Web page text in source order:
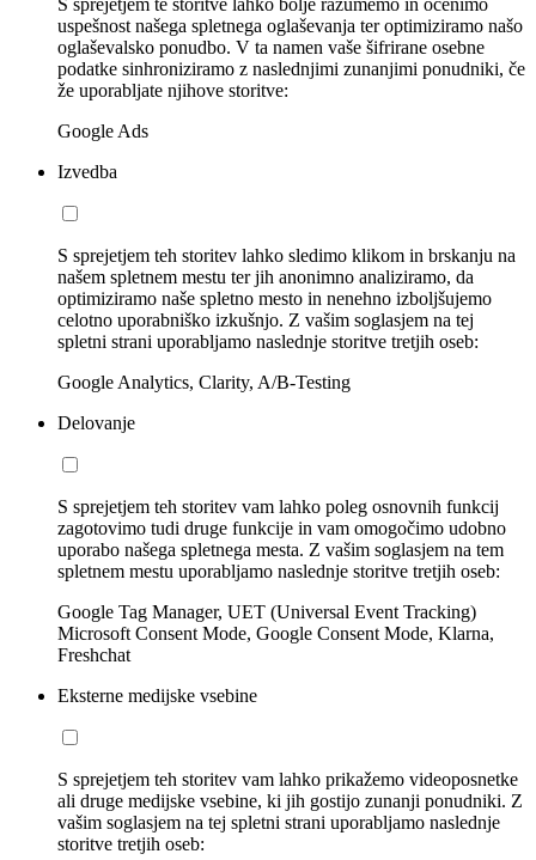
S sprejetjem te storitve lahko bolje razumemo in ocenimo
uspešnost našega spletnega oglaševanja ter optimiziramo našo
oglaševalsko ponudbo. V ta namen vaše šifrirane osebne
podatke sinhroniziramo z naslednjimi zunanjimi ponudniki, če
že uporabljate njihove storitve:
Google Ads
Izvedba
S sprejetjem teh storitev lahko sledimo klikom in brskanju na
našem spletnem mestu ter jih anonimno analiziramo, da
optimiziramo naše spletno mesto in nenehno izboljšujemo
celotno uporabniško izkušnjo. Z vašim soglasjem na tej
spletni strani uporabljamo naslednje storitve tretjih oseb:
Google Analytics, Clarity, A/B-Testing
Delovanje
S sprejetjem teh storitev vam lahko poleg osnovnih funkcij
zagotovimo tudi druge funkcije in vam omogočimo udobno
uporabo našega spletnega mesta. Z vašim soglasjem na tem
spletnem mestu uporabljamo naslednje storitve tretjih oseb:
Google Tag Manager, UET (Universal Event Tracking)
Microsoft Consent Mode, Google Consent Mode, Klarna,
Freshchat
Eksterne medijske vsebine
S sprejetjem teh storitev vam lahko prikažemo videoposnetke
ali druge medijske vsebine, ki jih gostijo zunanji ponudniki. Z
vašim soglasjem na tej spletni strani uporabljamo naslednje
storitve tretjih oseb: